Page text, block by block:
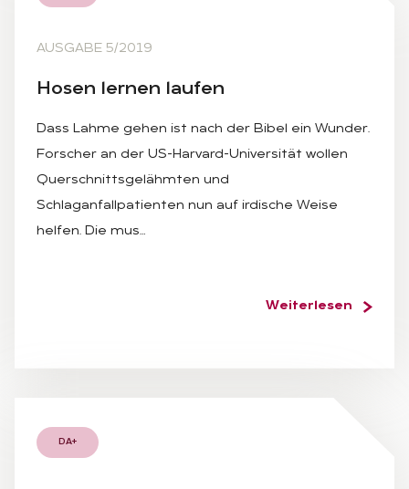
AUSGABE 5/2019
Ho­sen ler­nen lau­fen
Dass Lahme gehen ist nach der Bibel ein Wunder.
Forscher an der US-Harvard-Universität wollen
Querschnittsgelähmten und
Schlaganfallpatienten nun auf irdische Weise
helfen. Die mus…
Weiterlesen
DA+